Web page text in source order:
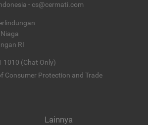
- cs@cermati.com
RI
1010 (Chat Only)
Consumer Protection and Trade
Lainnya